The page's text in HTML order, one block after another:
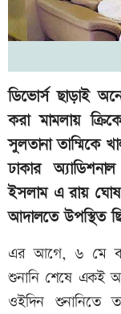
ডিভোর্স ছাড়াই
করা মামলায়
সুলতানা তাম্মিকে
ঢাকার
ইসলাম এ রায়
আদালতে উপস্থিত
এর আগে, ৬ মে
শুনানি শেষে একই
ওইদিন শুনানিতে